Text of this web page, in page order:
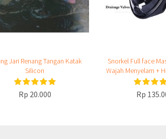
Jari Renang Tangan Katak
Silicon
Rp 20.000
Snorkel Full face
Wajah Menyelam +
Rp